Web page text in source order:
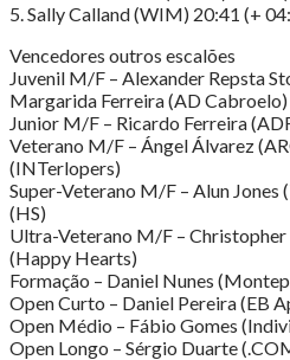
5. Sally Calland (WIM) 20:41 (+
Vencedores outros escalões
Juvenil M/F – Alexander Repsta
Margarida Ferreira (AD Cabroelo)
Junior M/F – Ricardo Ferreira
Veterano M/F – Ángel Álvarez
(INTerlopers)
Super-Veterano M/F – Alun
(HS)
Ultra-Veterano M/F –
(Happy Hearts)
Formação – Daniel Nunes
Open Curto – Daniel Pereira (EB
Open Médio – Fábio Gomes
Open Longo – Sérgio Duarte